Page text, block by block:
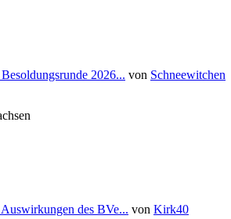
2026... von Schneewitchen
des BVe... von Kirk40